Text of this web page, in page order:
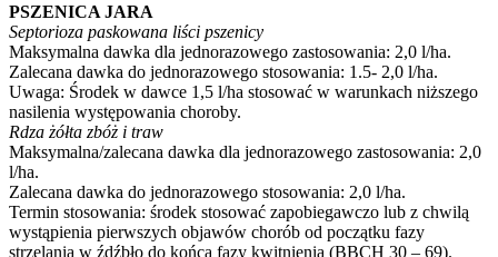
PSZENICA JARA
Septorioza paskowana liści pszenicy
Maksymalna dawka dla jednorazowego zastosowania: 2,0 l/ha.
Zalecana dawka do jednorazowego stosowania: 1.5- 2,0 l/ha.
Uwaga: Środek w dawce 1,5 l/ha stosować w warunkach niższego
nasilenia występowania choroby.
Rdza żółta zbóż i traw
Maksymalna/zalecana dawka dla jednorazowego zastosowania: 2,0
l/ha.
Zalecana dawka do jednorazowego stosowania: 2,0 l/ha.
Termin stosowania: środek stosować zapobiegawczo lub z chwilą
wystąpienia pierwszych objawów chorób od początku fazy
strzelania w źdźbło do końca fazy kwitnienia (BBCH 30 – 69).